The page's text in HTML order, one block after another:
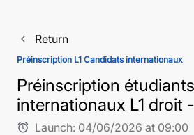
navigate_before Return
Préinscription L1 Candidats internationaux
Préinscription étudiants
internationaux L1 droit
alarm Launch: 04/06/2026 at 09:00